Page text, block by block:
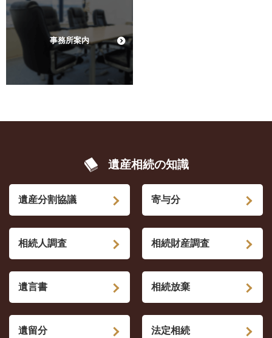
事務所案内
遺産相続の知識
遺産分割協議 寄与分
相続人調査 相続財産調査
遺言書 相続放棄
遺留分 法定相続